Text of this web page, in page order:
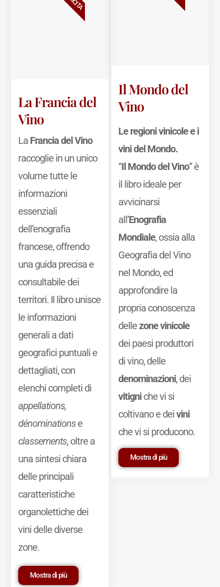
La Francia del
Vino
La Francia del Vino
raccoglie in un unico
volume tutte le
informazioni
essenziali
dell’enografia
francese, offrendo
una guida precisa e
consultabile dei
territori. Il libro unisce
le informazioni
generali a dati
geografici puntuali e
dettagliati, con
elenchi completi di
appellations,
dénominationse
classements, oltre a
una sintesi chiara
delle principali
caratteristiche
organolettiche dei
vini delle diverse
zone.
Mostra di più
Il Mondo del
Vino
Le regioni vinicole e i
vini del Mondo.
“Il Mondo del Vino” è
il libro ideale per
avvicinarsi
all’Enografia
Mondiale, ossia alla
Geografia del Vino
nel Mondo, ed
approfondire la
propria conoscenza
dellezone vinicole
dei paesi produttori
di vino, delle
denominazioni, dei
vitigniche vi si
coltivano e deivini
che vi si producono.
Mostra di più